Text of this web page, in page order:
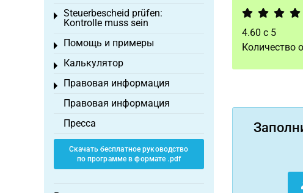
4.60 с 5
Количество
Steuerbescheid prüfen:
Kontrolle muss sein
Toggle menu
Помощь и примеры
Toggle menu
Калькулятор
Toggle menu
Правовая информация
Toggle menu
Правовая информация
Пресса
Скачать бесплатное руководство
по программе в формате .pdf